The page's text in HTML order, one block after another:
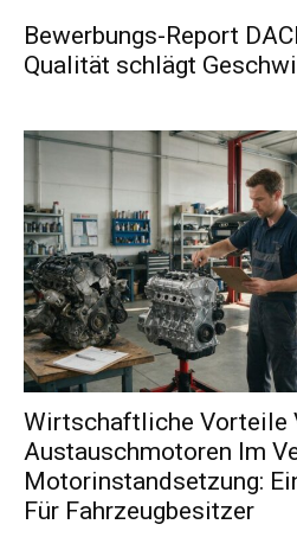
Bewerbungs-Report
Qualität schlägt
Wirtschaftliche Vorteile
Austauschmotoren Im
Motorinstandsetzung:
Für Fahrzeugbesitzer